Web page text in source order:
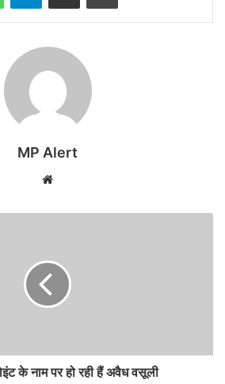
MP Alert
Website
के नाम पर हो रही हैं अवैध वसूली